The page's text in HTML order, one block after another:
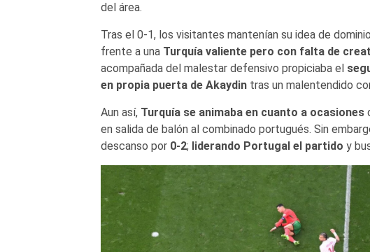
del área.
Tras el 0-1, los visitantes mantenían su idea de
frente a una Turquía valiente pero con falta de
acompañada del malestar defensivo propiciaba el
en propia puerta de Akaydintras un malentendido
Aun así, Turquía se animaba en cuanto a ocasiones
en salida de balón al combinado portugués. Sin
descanso por0-2; liderando Portugal el partido y